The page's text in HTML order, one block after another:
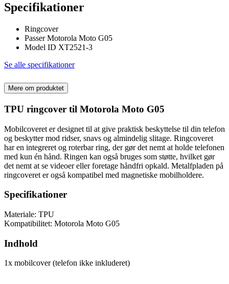
Specifikationer
Ringcover
Passer Motorola Moto G05
Model ID XT2521-3
Se alle specifikationer
Mere om produktet
TPU ringcover til Motorola Moto G05
Mobilcoveret er designet til at give praktisk beskyttelse til din telefon
og beskytter mod ridser, snavs og almindelig slitage. Ringcoveret
har en integreret og roterbar ring, der gør det nemt at holde telefonen
med kun én hånd. Ringen kan også bruges som støtte, hvilket gør
det nemt at se videoer eller foretage håndfri opkald. Metalfpladen på
ringcoveret er også kompatibel med magnetiske mobilholdere.
Specifikationer
Materiale: TPU
Kompatibilitet: Motorola Moto G05
Indhold
1x mobilcover (telefon ikke inkluderet)